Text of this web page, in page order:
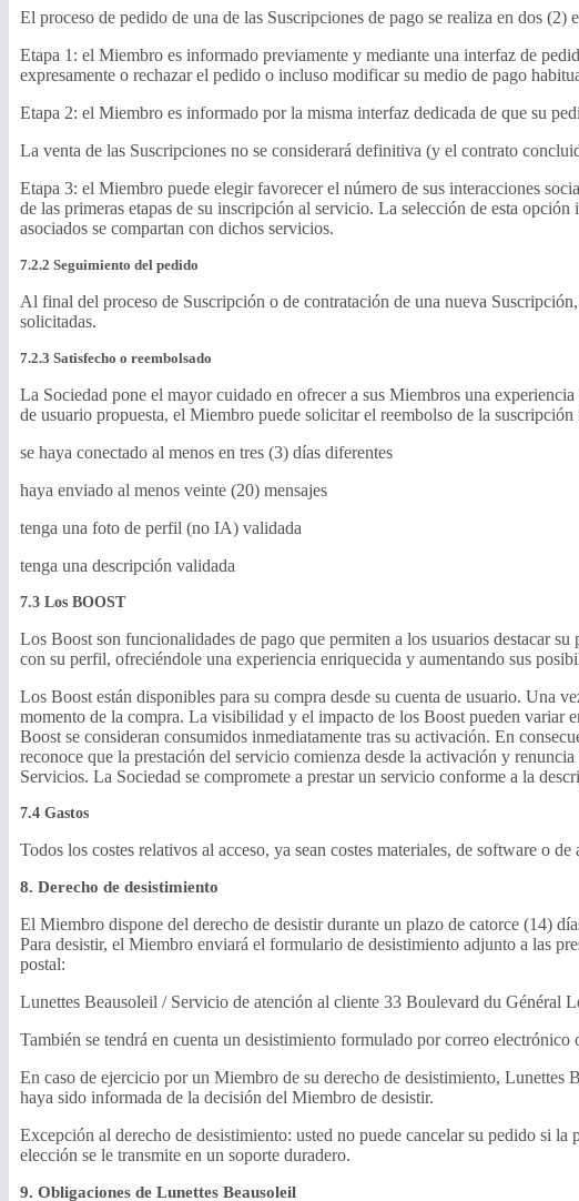
El proceso de pedido de una de las Suscripciones de pago se realiza en dos (2)
Etapa 1: el Miembro es informado previamente y mediante una interfaz de
expresamente o rechazar el pedido o incluso modificar su medio de pago
Etapa 2: el Miembro es informado por la misma interfaz dedicada de que su
La venta de las Suscripciones no se considerará definitiva (y el contrato
Etapa 3: el Miembro puede elegir favorecer el número de sus interacciones
de las primeras etapas de su inscripción al servicio. La selección de esta
asociados se compartan con dichos servicios.
7.2.2 Seguimiento del pedido
Al final del proceso de Suscripción o de contratación de una nueva
solicitadas.
7.2.3 Satisfecho o reembolsado
La Sociedad pone el mayor cuidado en ofrecer a sus Miembros una
de usuario propuesta, el Miembro puede solicitar el reembolso de la
se haya conectado al menos en tres (3) días diferentes
haya enviado al menos veinte (20) mensajes
tenga una foto de perfil (no IA) validada
tenga una descripción validada
7.3 Los BOOST
Los Boost son funcionalidades de pago que permiten a los usuarios destacar
con su perfil, ofreciéndole una experiencia enriquecida y aumentando sus
Los Boost están disponibles para su compra desde su cuenta de usuario. Una
momento de la compra. La visibilidad y el impacto de los Boost pueden variar
Boost se consideran consumidos inmediatamente tras su activación. En
reconoce que la prestación del servicio comienza desde la activación y
Servicios. La Sociedad se compromete a prestar un servicio conforme a la
7.4 Gastos
Todos los costes relativos al acceso, ya sean costes materiales, de software o
8. Derecho de desistimiento
El Miembro dispone del derecho de desistir durante un plazo de catorce (14)
Para desistir, el Miembro enviará el formulario de desistimiento adjunto a las
postal:
Lunettes Beausoleil / Servicio de atención al cliente 33 Boulevard du Général
También se tendrá en cuenta un desistimiento formulado por correo
En caso de ejercicio por un Miembro de su derecho de desistimiento, Lunettes
haya sido informada de la decisión del Miembro de desistir.
Excepción al derecho de desistimiento: usted no puede cancelar su pedido si
elección se le transmite en un soporte duradero.
9. Obligaciones de Lunettes Beausoleil